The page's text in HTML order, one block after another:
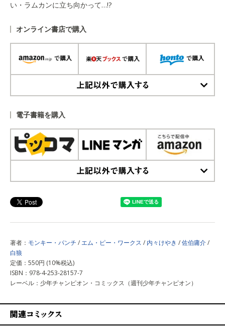
い・ラムカンに立ち向かって…!?
オンライン書店で購入
電子書籍を購入
著者： モンキー・パンチ / エム・ピー・ワークス / 内々けやき /佐伯庸介/
白狼
定価：550円 (10%税込)
ISBN：978-4-253-28157-7
レーベル：少年チャンピオン・コミックス（週刊少年チャンピオン）